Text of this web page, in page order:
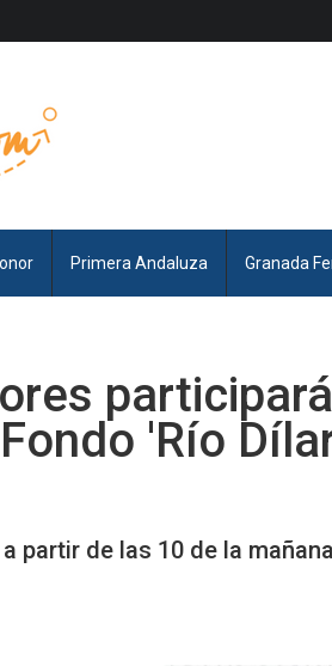
Primera Andaluza Granada
'Río
partir de las 10 de la